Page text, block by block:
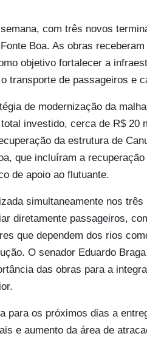
com três novos
Boa. As obras
objetivo fortalecer a
transporte de passageiros e
de modernização da
investido, cerca de R$ 20
da estrutura de
que incluíram a
de apoio ao flutuante.
simultaneamente nos
diretamente passageiros,
que dependem dos rios
O senador Eduardo
das obras para a
para os próximos dias a
e aumento da área de